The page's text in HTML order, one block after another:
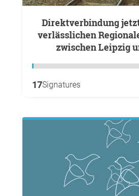
Direktverbindung jetzt! Für einen
verlässlichen
zwischen Leipzig
17Signatures